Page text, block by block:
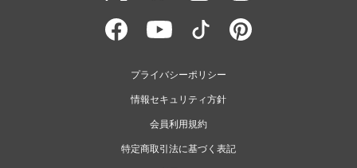
プライバシーポリシー
情報セキュリティ方針
会員利用規約
特定商取引法に基づく表記